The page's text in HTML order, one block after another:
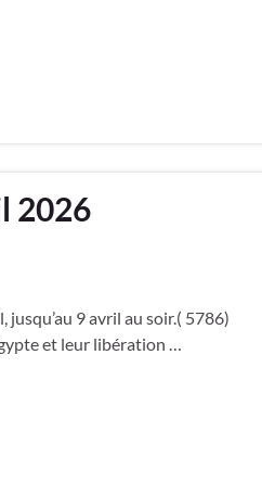
2026
jusqu’au 9 avril au soir.( 5786)
et leur libération …